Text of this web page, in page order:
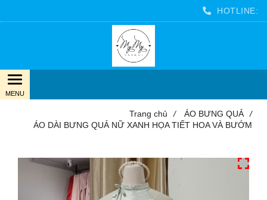
HOTLINE:
Trang chủ / ÁO BƯNG QUẢ
/
ÁO DÀI BƯNG QUẢ NỮ XANH HỌA TIẾT HOA VÀ BƯỚM